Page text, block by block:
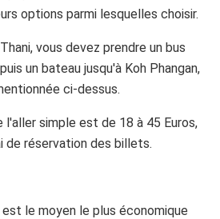
options parmi lesquelles choisir.
vous devez prendre un bus
un bateau jusqu'à Koh Phangan,
ci-dessus.
simple est de 18 à 45 Euros,
de réservation des billets.
le moyen le plus économique